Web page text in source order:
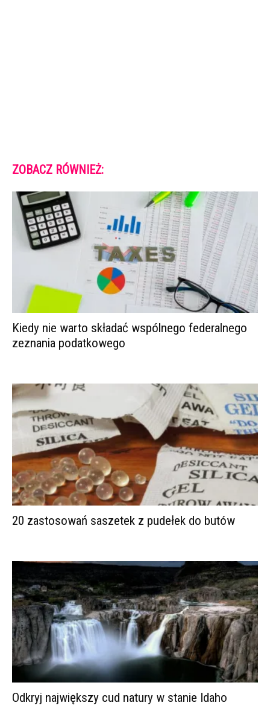
ZOBACZ RÓWNIEŻ:
Kiedy nie warto składać wspólnego federalnego
zeznania podatkowego
20 zastosowań saszetek z pudełek do butów
Odkryj największy cud natury w stanie Idaho